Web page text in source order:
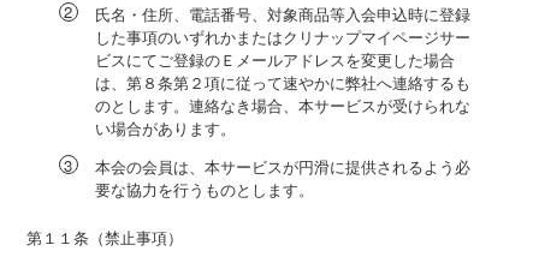
氏名・住所、電話番号、対象商品等入会申込時に登録
した事項のいずれかまたはクリナップマイページサー
ビスにてご登録のＥメールアドレスを変更した場合
は、第８条第２項に従って速やかに弊社へ連絡するも
のとします。連絡なき場合、本サービスが受けられな
い場合があります。
本会の会員は、本サービスが円滑に提供されるよう必
要な協力を行うものとします。
第１１条（禁止事項）